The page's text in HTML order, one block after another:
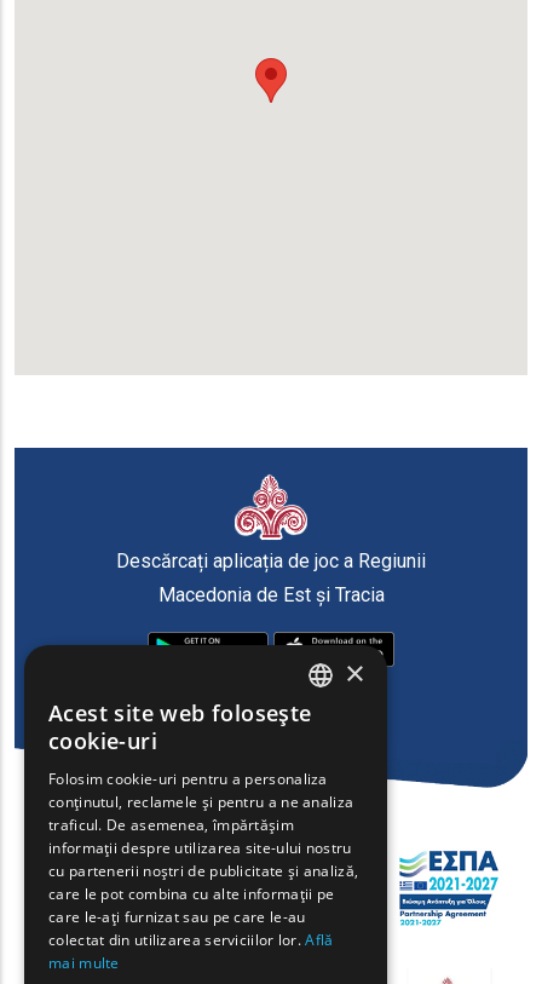
Descărcați aplicația de joc a Regiunii
Macedonia de Est și Tracia
ENGLISH
FRENCH
BULGARIAN
GERMAN
ROMANIAN
×
Acest site web folosește
cookie-uri
Folosim cookie-uri pentru a personaliza
conținutul, reclamele și pentru a ne analiza
traficul. De asemenea, împărtășim
informații despre utilizarea site-ului nostru
cu partenerii noștri de publicitate și analiză,
care le pot combina cu alte informații pe
care le-ați furnizat sau pe care le-au
colectat din utilizarea serviciilor lor.Află
mai multe